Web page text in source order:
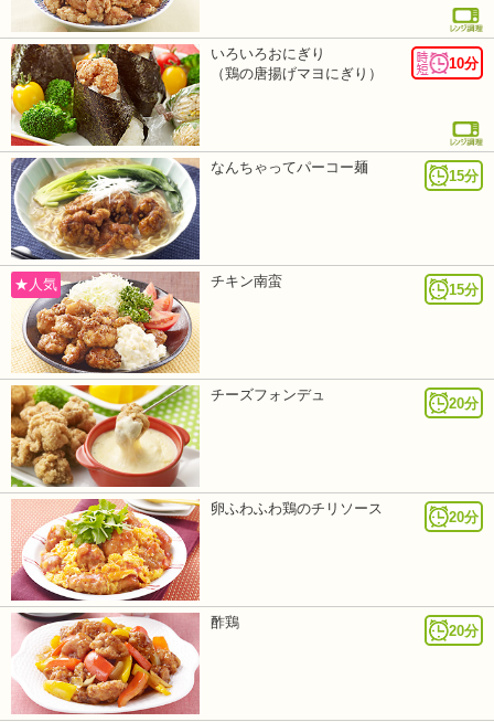
10分
いろいろおにぎり
（鶏の唐揚げマヨにぎり）
15分
なんちゃってパーコー麺
★人気 15分
チキン南蛮
20分
チーズフォンデュ
20分
卵ふわふわ鶏のチリソース
20分
酢鶏